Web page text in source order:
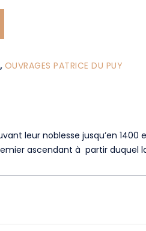
, OUVRAGES PATRICE DU PUY
leur noblesse jusqu’en
ascendant à partir duquel